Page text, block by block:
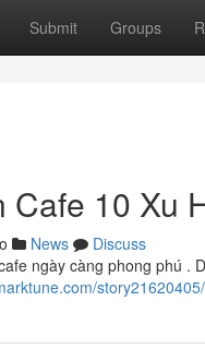
Submit Groups
Cafe 10 Xu
News
Discuss
ngày càng phong phú